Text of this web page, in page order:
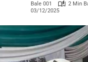
Bale 001
2 Min
03/12/2025